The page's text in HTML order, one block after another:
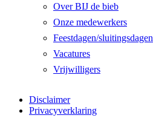
Over BIJ de bieb
Onze medewerkers
Feestdagen/sluitingsdagen
Vacatures
Vrijwilligers
Disclaimer
Privacyverklaring